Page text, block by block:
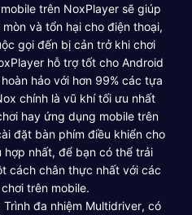
trên NoxPlayer sẽ giúp
và tổn hại cho điện thoại,
gọi đến bị cản trở khi chơi
hỗ trợ tốt cho Android
hảo với hơn 99% các tựa
chính là vũ khí tối ưu nhất
hay ứng dụng mobile trên
đặt bàn phím điều khiển cho
nhất, để bạn có thể trải
cách chân thực nhất với các
trên mobile.
đa nhiệm Multidriver, có